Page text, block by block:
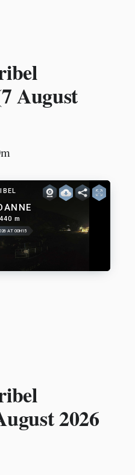
7 August
2026